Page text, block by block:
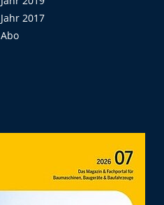
Jahr 2017
Abo